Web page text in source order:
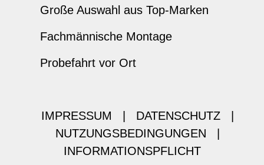
Große Auswahl aus Top-Marken
Fachmännische Montage
Probefahrt vor Ort
IMPRESSUM DATENSCHUTZ
NUTZUNGSBEDINGUNGEN
INFORMATIONSPFLICHT